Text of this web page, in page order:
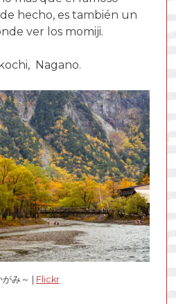
hecho, es también un
ver los momiji.
Nagano.
み～ | Flickr